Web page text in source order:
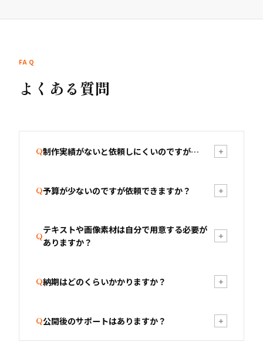
FAQ
よくある質問
Q制作実績がないと依頼しにくいのですが… +
ランディングページ集めました。というLPキュレ
たLPを研究し続けた実績があります。「制作実績
の数」より「成果の出る構造への深い知見」で勝
Q予算が少ないのですが依頼できますか？ +
はい、可能です。AIデザインツールを活用したプ
ランや、ページ数を絞ったミニマムプラン、ディ
はご予算と目的をお聞かせください。
Q
テキストや画像素材は自分で用意する必要が
ありますか？
+
ご用意いただけるとスムーズですが、テキストの
選定も対応可能です。詳細ヒアリング時に確認し
Q納期はどのくらいかかりますか？ +
LP制作で約4週間、Webサイト制作で6〜8週間が
Q公開後のサポートはありますか？ +